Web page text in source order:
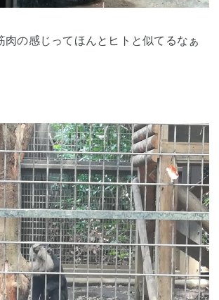
肉の感じってほんとヒトと似てるなぁ